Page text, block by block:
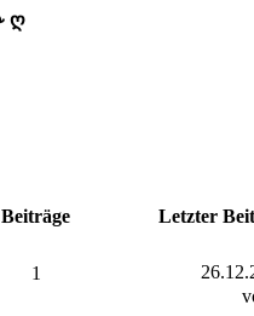
ღ
Beiträge Letzter
1